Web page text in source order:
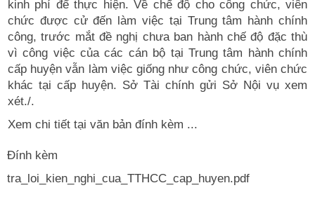
kinh phí để thực hiện. Về chế độ cho công chức, viên
chức được cử đến làm việc tại Trung tâm hành chính
công, trước mắt đề nghị chưa ban hành chế độ đặc thù
vì công việc của các cán bộ tại Trung tâm hành chính
cấp huyện vẫn làm việc giống như công chức, viên chức
khác tại cấp huyện. Sở Tài chính gửi Sở Nội vụ xem
xét./.
Xem chi tiết tại văn bản đính kèm ...
Đính kèm
tra_loi_kien_nghi_cua_TTHCC_cap_huyen.pdf